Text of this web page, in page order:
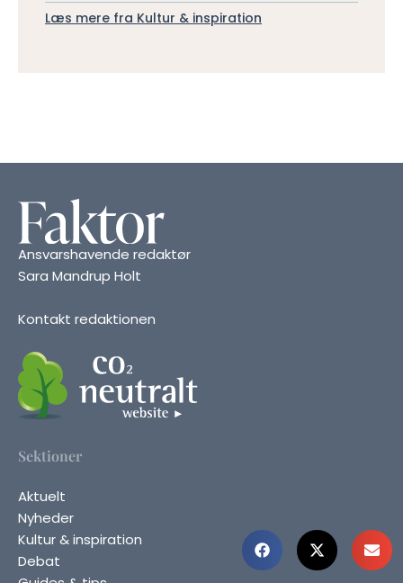
Læs mere fra Kultur & inspiration
Ansvarshavende redaktør
Sara Mandrup Holt
Kontakt redaktionen
Sektioner
Aktuelt
Nyheder
Kultur & inspiration
Debat